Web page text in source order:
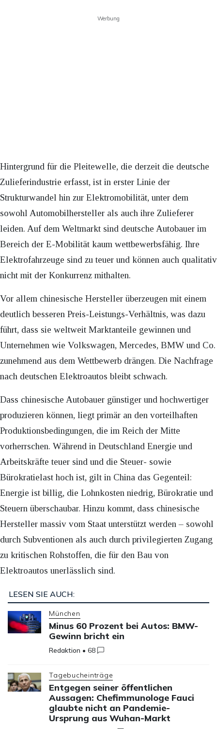
Werbung
Hintergrund für die Pleitewelle, die derzeit die deutsche
Zulieferindustrie erfasst, ist in erster Linie der
Strukturwandel hin zur Elektromobilität, unter dem
sowohl Automobilhersteller als auch ihre Zulieferer
leiden. Auf dem Weltmarkt sind deutsche Autobauer im
Bereich der E-Mobilität kaum wettbewerbsfähig. Ihre
Elektrofahrzeuge sind zu teuer und können auch qualitativ
nicht mit der Konkurrenz mithalten.
Vor allem chinesische Hersteller überzeugen mit einem
deutlich besseren Preis-Leistungs-Verhältnis, was dazu
führt, dass sie weltweit Marktanteile gewinnen und
Unternehmen wie Volkswagen, Mercedes, BMW und Co.
zunehmend aus dem Wettbewerb drängen. Die Nachfrage
nach deutschen Elektroautos bleibt schwach.
Dass chinesische Autobauer günstiger und hochwertiger
produzieren können, liegt primär an den vorteilhaften
Produktionsbedingungen, die im Reich der Mitte
vorherrschen. Während in Deutschland Energie und
Arbeitskräfte teuer sind und die Steuer- sowie
Bürokratielast hoch ist, gilt in China das Gegenteil:
Energie ist billig, die Lohnkosten niedrig, Bürokratie und
Steuern überschaubar. Hinzu kommt, dass chinesische
Hersteller massiv vom Staat unterstützt werden – sowohl
durch Subventionen als auch durch privilegierten Zugang
zu kritischen Rohstoffen, die für den Bau von
Elektroautos unerlässlich sind.
LESEN SIE AUCH:
München
Minus 60 Prozent bei Autos: BMW-
Gewinn bricht ein
Redaktion •68
Tagebucheinträge
Entgegen seiner öffentlichen
Aussagen: Chefimmunologe Fauci
glaubte nicht an Pandemie-
Ursprung aus Wuhan-Markt